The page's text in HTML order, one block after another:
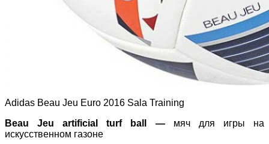
Adidas Beau Jeu Euro 2016 Sala Training
Beau Jeu
artificial turf ball — мяч для игры на
искусственном газоне